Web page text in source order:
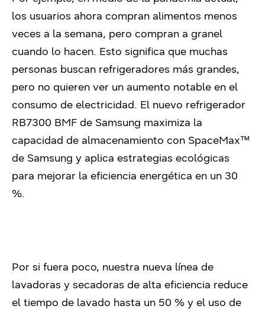
los usuarios ahora compran alimentos menos
veces a la semana, pero compran a granel
cuando lo hacen. Esto significa que muchas
personas buscan refrigeradores más grandes,
pero no quieren ver un aumento notable en el
consumo de electricidad. El nuevo refrigerador
RB7300 BMF de Samsung maximiza la
capacidad de almacenamiento con SpaceMax™
de Samsung y aplica estrategias ecológicas
para mejorar la eficiencia energética en un 30
%.
Por si fuera poco, nuestra nueva línea de
lavadoras y secadoras de alta eficiencia reduce
el tiempo de lavado hasta un 50 % y el uso de